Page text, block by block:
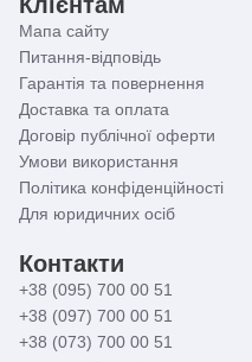
Мапа сайту
Питання-відповідь
Гарантія та повернення
Доставка та оплата
Договір публічної оферти
Умови використання
Політика конфіденційності
Для юридичних осіб
Контакти
+38 (095) 700 00 51
+38 (097) 700 00 51
+38 (073) 700 00 51